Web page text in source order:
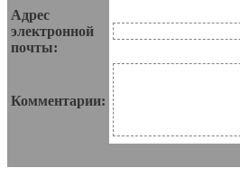
Адрес
электронной
почты:
Комментарии: